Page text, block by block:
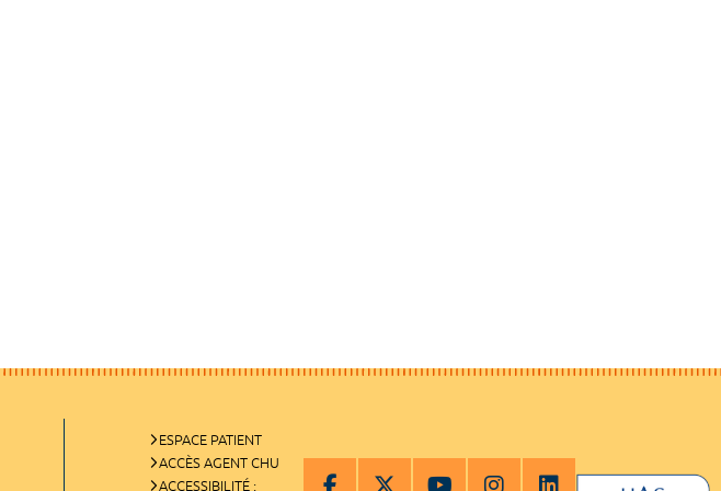
ESPACE PATIENT
ACCÈS AGENT CHU
ACCESSIBILITÉ :